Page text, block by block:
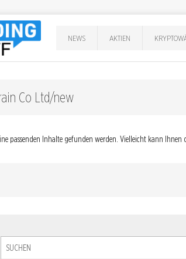
NEWS AKTIEN
Co Ltd/new
passenden Inhalte gefunden werden. Vielleicht kann Ihnen